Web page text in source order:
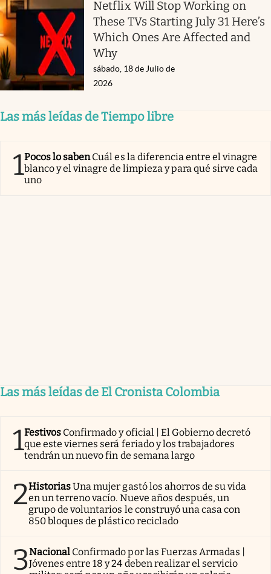
Netflix Will Stop Working on
These TVs Starting July 31 Here’s
Which Ones Are Affected and
Why
sábado, 18 de Julio de
2026
Las más leídas de Tiempo libre
1Pocos lo sabenCuál es la diferencia entre el vinagre
blanco y el vinagre de limpieza y para qué sirve cada
uno
Las más leídas de El Cronista Colombia
1Festivos Confirmado y oficial | El Gobierno decretó
que este viernes será feriado y los trabajadores
tendrán un nuevo fin de semana largo
2HistoriasUna mujer gastó los ahorros de su vida
en un terreno vacío. Nueve años después, un
grupo de voluntarios le construyó una casa con
850 bloques de plástico reciclado
3Nacional Confirmado por las Fuerzas Armadas |
Jóvenes entre 18 y 24 deben realizar el servicio